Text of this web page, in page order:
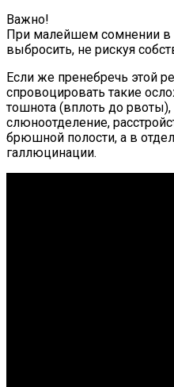
Важно!
При малейшем сомнении в
выбросить, не рискуя
Если же пренебречь этой
спровоцировать такие
тошнота (вплоть до
слюноотделение,
брюшной полости, а в
галлюцинации.